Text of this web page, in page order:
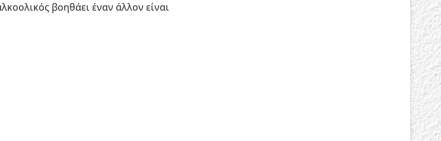
βοηθάει έναν άλλον είναι